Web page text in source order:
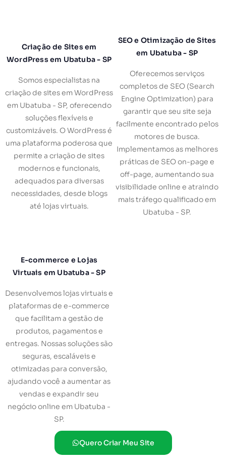
Criação de Sites em
WordPress em Ubatuba - SP
Somos especialistas na
criação de sites em WordPress
em Ubatuba - SP, oferecendo
soluções flexíveis e
customizáveis. O WordPress é
uma plataforma poderosa que
permite a criação de sites
modernos e funcionais,
adequados para diversas
necessidades, desde blogs
até lojas virtuais.
SEO e Otimização de Sites
em Ubatuba - SP
Oferecemos serviços
completos de SEO (Search
Engine Optimization) para
garantir que seu site seja
facilmente encontrado pelos
motores de busca.
Implementamos as melhores
práticas de SEO on-page e
off-page, aumentando sua
visibilidade online e atraindo
mais tráfego qualificado em
Ubatuba - SP.
E-commerce e Lojas
Virtuais em Ubatuba - SP
Desenvolvemos lojas virtuais e
plataformas de e-commerce
que facilitam a gestão de
produtos, pagamentos e
entregas. Nossas soluções são
seguras, escaláveis e
otimizadas para conversão,
ajudando você a aumentar as
vendas e expandir seu
negócio online em Ubatuba -
SP.
Quero Criar Meu Site